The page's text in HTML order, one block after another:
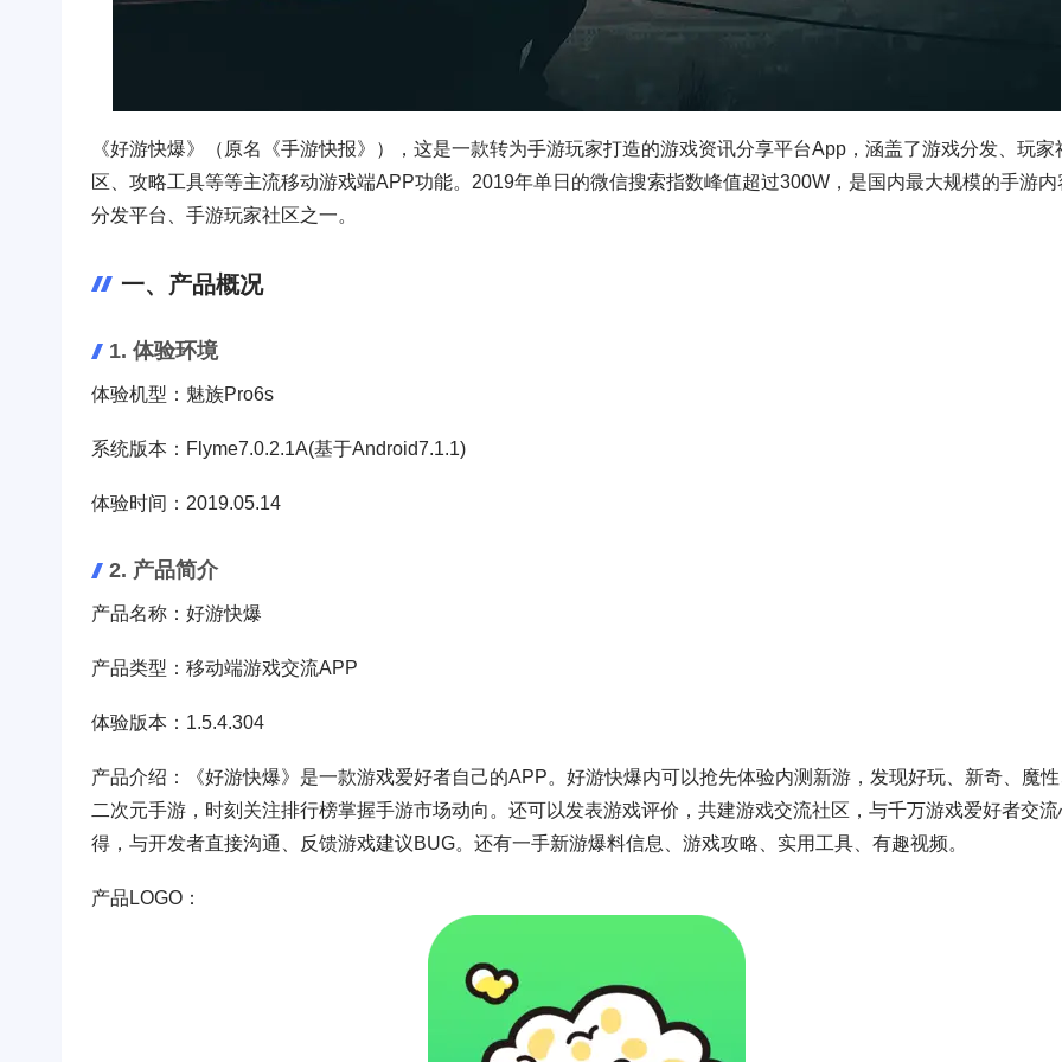
《好游快爆》（原名《手游快报》），这是一款转为手游玩家打造的游戏资讯分享平台App，涵盖了游戏分发、玩家
区、攻略工具等等主流移动游戏端APP功能。2019年单日的微信搜索指数峰值超过300W，是国内最大规模的手游内
分发平台、手游玩家社区之一。
一、产品概况
1. 体验环境
体验机型：魅族Pro6s
系统版本：Flyme7.0.2.1A(基于Android7.1.1)
体验时间：2019.05.14
2. 产品简介
产品名称：好游快爆
产品类型：移动端游戏交流APP
体验版本：1.5.4.304
产品介绍：《好游快爆》是一款游戏爱好者自己的APP。好游快爆内可以抢先体验内测新游，发现好玩、新奇、魔
二次元手游，时刻关注排行榜掌握手游市场动向。还可以发表游戏评价，共建游戏交流社区，与千万游戏爱好者交流
得，与开发者直接沟通、反馈游戏建议BUG。还有一手新游爆料信息、游戏攻略、实用工具、有趣视频。
产品LOGO：